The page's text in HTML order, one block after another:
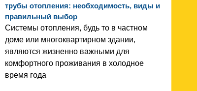
трубы отопления: необходимость, виды и
правильный выбор
Системы отопления, будь то в частном
доме или многоквартирном здании,
являются жизненно важными для
комфортного проживания в холодное
время года